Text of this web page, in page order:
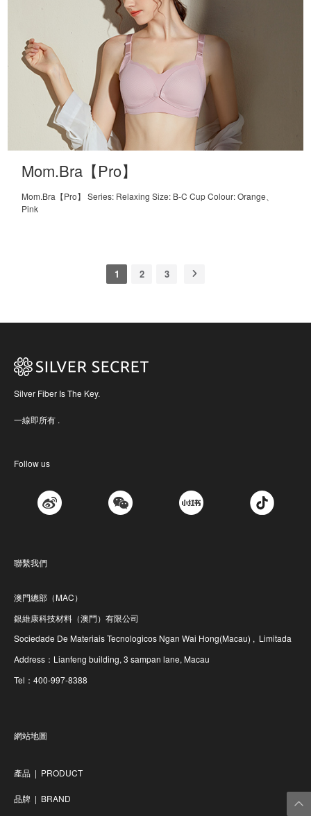
Mom.Bra【Pro】
Mom.Bra【Pro】 Series: Relaxing Size: B-C Cup Colour: Orange、
Pink
1 2 3
Silver Fiber Is The Key.
一線即所有 .
Follow us
聯繫我們
澳門總部（MAC）
銀維康科技材料（澳門）有限公司
Sociedade De Materiais Tecnologicos Ngan Wai Hong(Macau) , Limitada
Address：Lianfeng building, 3 sampan lane, Macau
Tel：400-997-8388
網站地圖
產品 | PRODUCT
品牌 | BRAND 返